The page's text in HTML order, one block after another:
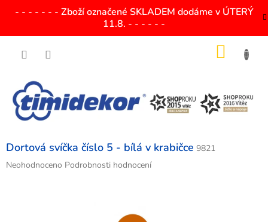
- - - - - - - Zboží označené SKLADEM dodáme v ÚTERÝ
11.8. - - - - - -
Dortová svíčka číslo 5 - bílá v krabičce 9821
Průměrné
Neohodnoceno Podrobnosti hodnocení